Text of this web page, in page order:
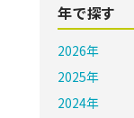
年で探す
2026年
2025年
2024年